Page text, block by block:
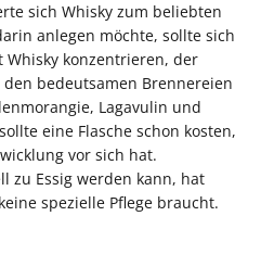
sich Whisky zum beliebten
anlegen möchte, sollte sich
konzentrieren, der
bedeutsamen Brennereien
Lagavulin und
eine Flasche schon kosten,
vor sich hat.
zu Essig werden kann, hat
spezielle Pflege braucht.